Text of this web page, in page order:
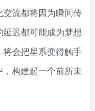
流都将因为瞬间传
迟都可能成为梦想
会把星系变得触手
构建起一个前所未